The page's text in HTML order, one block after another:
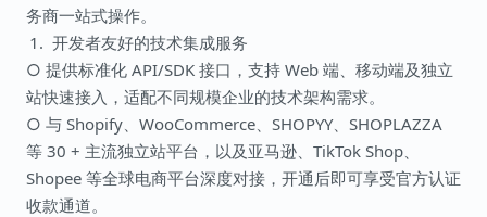
务商一站式操作。
开发者友好的技术集成服务
○ 提供标准化 API/SDK 接口，支持 Web 端、移动端及独立
站快速接入，适配不同规模企业的技术架构需求。
○ 与 Shopify、WooCommerce、SHOPYY、SHOPLAZZA
等 30 + 主流独立站平台，以及亚马逊、TikTok Shop、
Shopee 等全球电商平台深度对接，开通后即可享受官方认证
收款通道。